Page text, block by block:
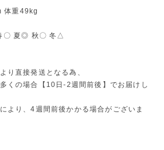
体重49kg
〇 夏◎ 秋〇 冬△
り直接発送となる為、
くの場合【10日-2週間前後】でお届けし
より、4週間前後かかる場合がございま